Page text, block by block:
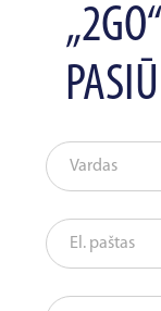
Vardas
El. paštas